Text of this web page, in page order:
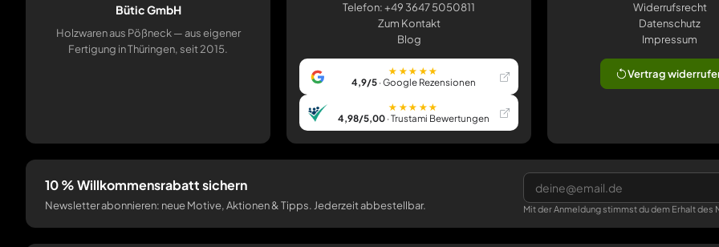
Bütic GmbH
Holzwaren aus Pößneck — aus eigener
Fertigung in Thüringen, seit 2015.
Telefon: +49 3647 5050811
Zum Kontakt
Blog
★★★★★
4,9/5 · Google Rezensionen
★★★★★
4,98/5,00 · Trustami Bewertungen
Widerrufsrecht
Datenschutz
Impressum
Vertrag
10 % Willkommensrabatt sichern
Newsletter abonnieren: neue Motive, Aktionen & Tipps. Jederzeit abbestellbar. Mit der Anmeldung stimmst du dem Erhalt